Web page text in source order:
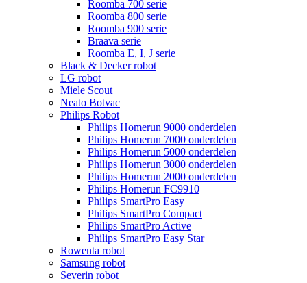
Roomba 700 serie
Roomba 800 serie
Roomba 900 serie
Braava serie
Roomba E, I, J serie
Black & Decker robot
LG robot
Miele Scout
Neato Botvac
Philips Robot
Philips Homerun 9000 onderdelen
Philips Homerun 7000 onderdelen
Philips Homerun 5000 onderdelen
Philips Homerun 3000 onderdelen
Philips Homerun 2000 onderdelen
Philips Homerun FC9910
Philips SmartPro Easy
Philips SmartPro Compact
Philips SmartPro Active
Philips SmartPro Easy Star
Rowenta robot
Samsung robot
Severin robot